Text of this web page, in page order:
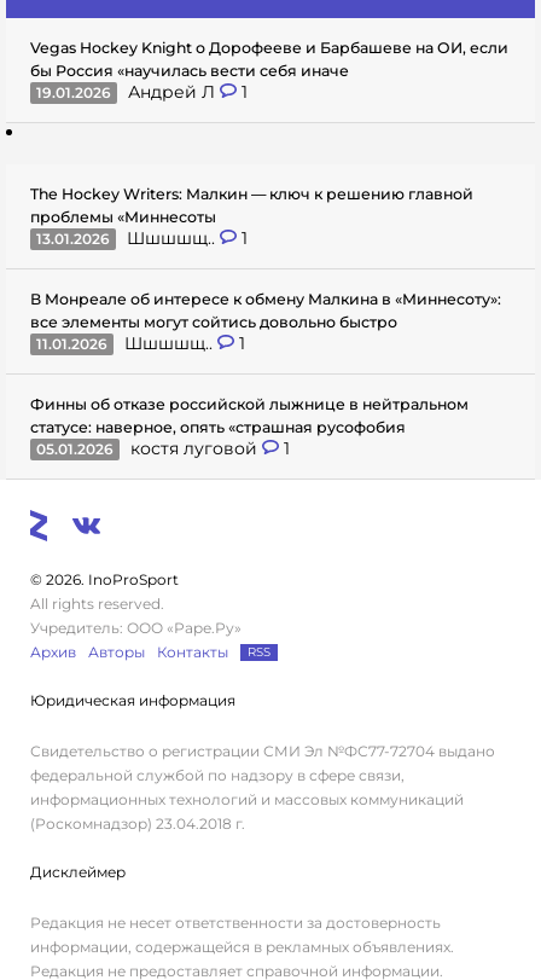
Vegas Hockey Knight о Дорофееве и Барбашеве на ОИ, если
бы Россия «научилась вести себя иначе
19.01.2026
Андрей Л 1
The Hockey Writers: Малкин — ключ к решению главной
проблемы «Миннесоты
13.01.2026
Шшшшщ.. 1
В Монреале об интересе к обмену Малкина в «Миннесоту»:
все элементы могут сойтись довольно быстро
11.01.2026
Шшшшщ.. 1
Финны об отказе российской лыжнице в нейтральном
статусе: наверное, опять «страшная русофобия
05.01.2026
костя луговой 1
© 2026. InoProSport
All rights reserved.
Учредитель: ООО «Раре.Ру»
Архив
Авторы Контакты RSS
Юридическая информация
Свидетельство о регистрации СМИ Эл №ФС77-72704 выдано
федеральной службой по надзору в сфере связи,
информационных технологий и массовых коммуникаций
(Роскомнадзор) 23.04.2018 г.
Дисклеймер
Редакция не несет ответственности за достоверность
информации, содержащейся в рекламных объявлениях.
Редакция не предоставляет справочной информации.